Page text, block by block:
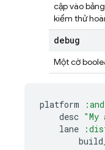
cập vào
kiểm thử
debug
Một cờ
platform
desc "My
lane